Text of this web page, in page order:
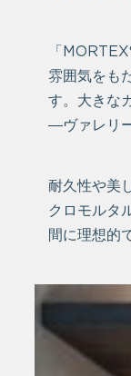
「
雰囲気をも
す。大きな
―ヴァレリ
耐久性や美
クロモルタ
間に理想的